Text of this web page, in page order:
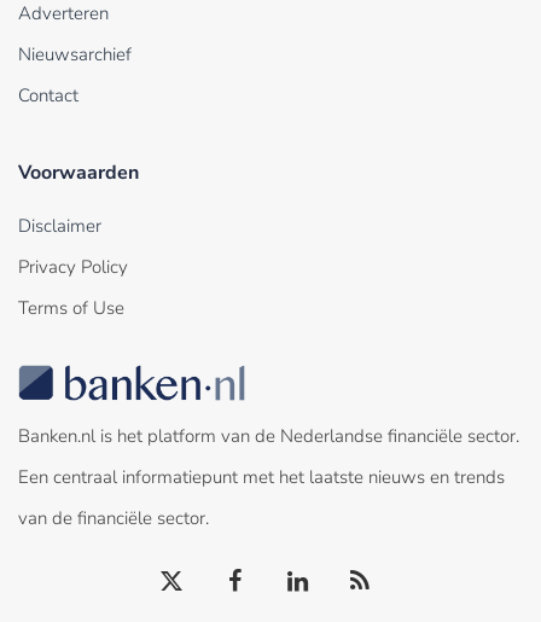
Adverteren
Nieuwsarchief
Contact
Voorwaarden
Disclaimer
Privacy Policy
Terms of Use
Banken.nl is het platform van de Nederlandse financiële sector.
Een centraal informatiepunt met het laatste nieuws en trends
van de financiële sector.